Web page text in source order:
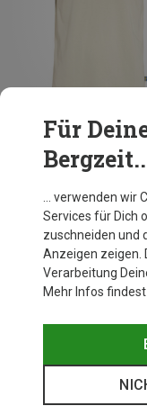
Du sparst 19%
Für
… verwenden wir
Services für Dich
zuschneiden und
Anzeigen zeigen.
Verarbeitung
Mehr Infos